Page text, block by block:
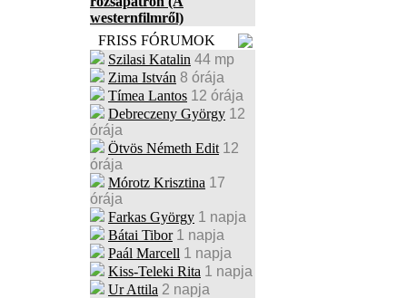
westernfilmről)
FRISS FÓRUMOK
Szilasi Katalin 44 mp
Zima István 8 órája
Tímea Lantos 12 órája
Debreczeny György 12
órája
Ötvös Németh Edit 12
órája
Mórotz Krisztina 17
órája
Farkas György 1 napja
Bátai Tibor 1 napja
Paál Marcell 1 napja
Kiss-Teleki Rita 1 napja
Ur Attila 2 napja